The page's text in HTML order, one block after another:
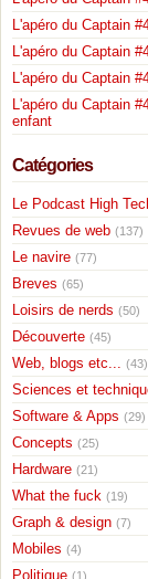
L'apéro du Captain
L'apéro du Captain
L'apéro du Captain
L'apéro du Captain
enfant
Catégories
Le Podcast High
Revues de web (137)
Le navire (77)
Breves (65)
Loisirs de nerds (50)
Découverte (45)
Web, blogs etc... (43)
Sciences et
Software & Apps (29)
Concepts (25)
Hardware (21)
What the fuck (19)
Graph & design (7)
Mobiles (4)
Politique (1)